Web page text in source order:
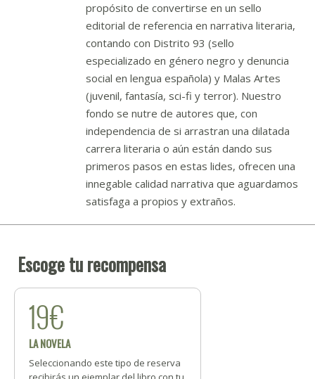
propósito de convertirse en un sello
editorial de referencia en narrativa literaria,
contando con Distrito 93 (sello
especializado en género negro y denuncia
social en lengua española) y Malas Artes
(juvenil, fantasía, sci-fi y terror). Nuestro
fondo se nutre de autores que, con
independencia de si arrastran una dilatada
carrera literaria o aún están dando sus
primeros pasos en estas lides, ofrecen una
innegable calidad narrativa que aguardamos
satisfaga a propios y extraños.
Escoge tu recompensa
19€
LA NOVELA
Seleccionando este tipo de reserva